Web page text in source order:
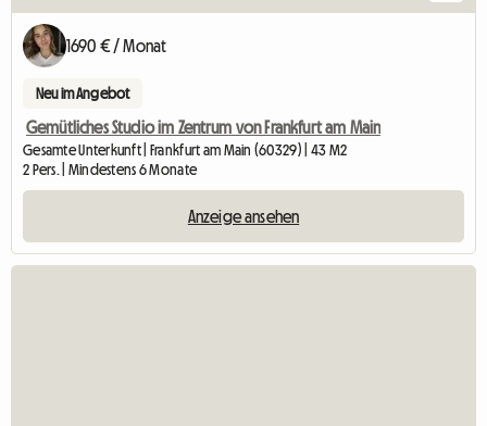
1690 € / Monat
Neu im Angebot
Gemütliches Studio im Zentrum von Frankfurt am Main
Gesamte Unterkunft | Frankfurt am Main (60329) | 43 M2
2 Pers. | Mindestens 6 Monate
Anzeige ansehen